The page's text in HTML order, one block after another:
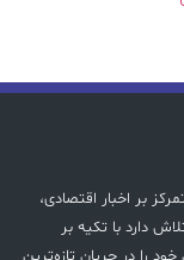
بر اخبار اقتصادی،
دارد با تکیه بر